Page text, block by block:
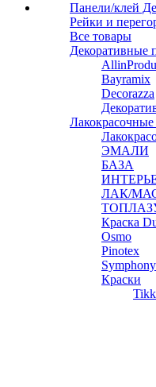
Панели/клей
Рейки и
Все товары
Декоративные
Bayramix
Decorazza
ЭМАЛИ
БАЗА
ЛАК/
Краска
Osmo
Pinotex
Symphony
Краски